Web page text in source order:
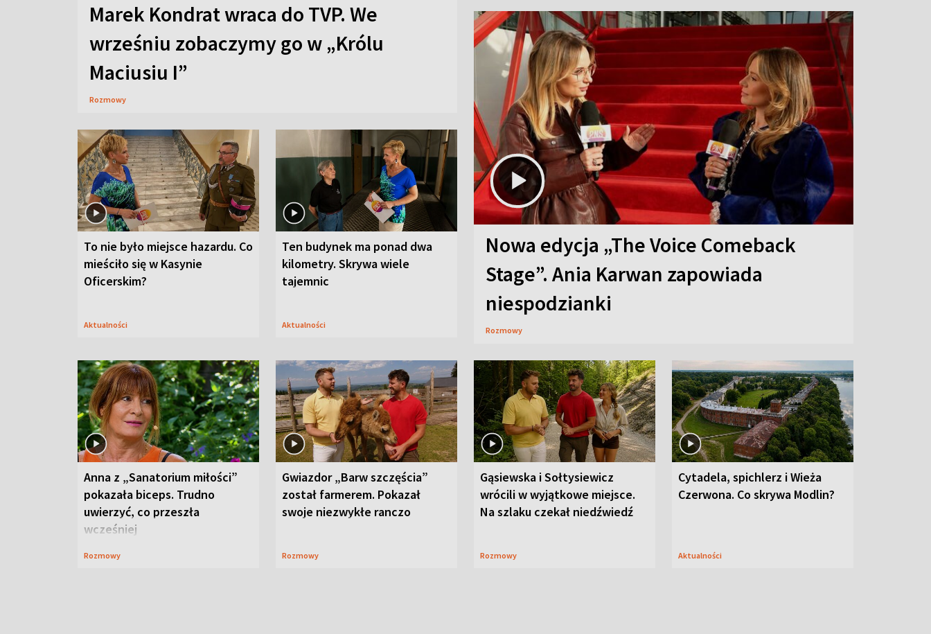
Marek Kondrat wraca do TVP. We
wrześniu zobaczymy go w „Królu
Maciusiu I”
Rozmowy
To nie było miejsce hazardu. Co
mieściło się w Kasynie
Oficerskim?
Aktualności
Ten budynek ma ponad dwa
kilometry. Skrywa wiele
tajemnic
Aktualności
Nowa edycja „The Voice Comeback
Stage”. Ania Karwan zapowiada
niespodzianki
Rozmowy
Anna z „Sanatorium miłości”
pokazała biceps. Trudno
uwierzyć, co przeszła
wcześniej
Rozmowy
Gwiazdor „Barw szczęścia”
został farmerem. Pokazał
swoje niezwykłe ranczo
Rozmowy
Gąsiewska i Sołtysiewicz
wrócili w wyjątkowe miejsce.
Na szlaku czekał niedźwiedź
Rozmowy
Cytadela, spichlerz i Wieża
Czerwona. Co skrywa Modlin?
Aktualności